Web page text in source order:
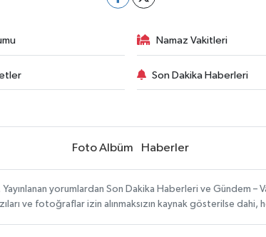
Namaz Vakitleri
Son Dakika Haberleri
Foto Albüm Haberler
yorumlardan Son Dakika Haberleri ve Gündem
ve fotoğraflar izin alınmaksızın kaynak gösterilse